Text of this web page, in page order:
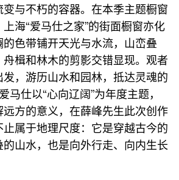
与不朽的容器。在本季主题橱窗
上海“爱马仕之家”的街面橱窗亦化
色带铺开天光与水流，山峦叠
楫和林木的剪影交错显现。观者
，游历山水和园林，抵达灵魂的
马仕以“心向辽阔”为年度主题，
方的意义，在薛峰先生此次创作
属于地理尺度：它是穿越古今的
山水，也是向外行走、向内生长